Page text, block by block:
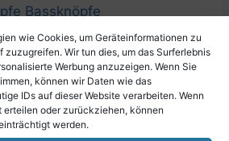
wie Cookies, um Geräteinformationen zu
zuzugreifen. Wir tun dies, um das Surferlebnis
Werbung anzuzeigen. Wenn Sie
können wir Daten wie das
IDs auf dieser Website verarbeiten. Wenn
erteilen oder zurückziehen, können
werden.